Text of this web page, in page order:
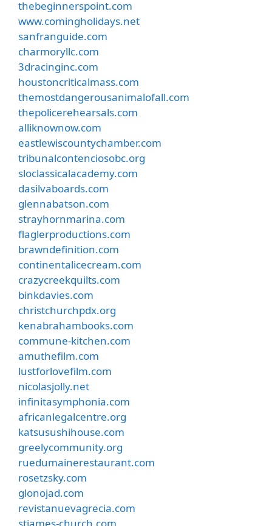
thebeginnerspoint.com
www.comingholidays.net
sanfranguide.com
charmoryllc.com
3dracinginc.com
houstoncriticalmass.com
themostdangerousanimalofall.com
thepolicerehearsals.com
alliknownow.com
eastlewiscountychamber.com
tribunalcontenciosobc.org
sloclassicalacademy.com
dasilvaboards.com
glennabatson.com
strayhornmarina.com
flaglerproductions.com
brawndefinition.com
continentalicecream.com
crazycreekquilts.com
binkdavies.com
christchurchpdx.org
kenabrahambooks.com
commune-kitchen.com
amuthefilm.com
lustforlovefilm.com
nicolasjolly.net
infinitasymphonia.com
africanlegalcentre.org
katsusushihouse.com
greelycommunity.org
ruedumainerestaurant.com
rosetzsky.com
glonojad.com
revistanuevagrecia.com
stjames-church.com